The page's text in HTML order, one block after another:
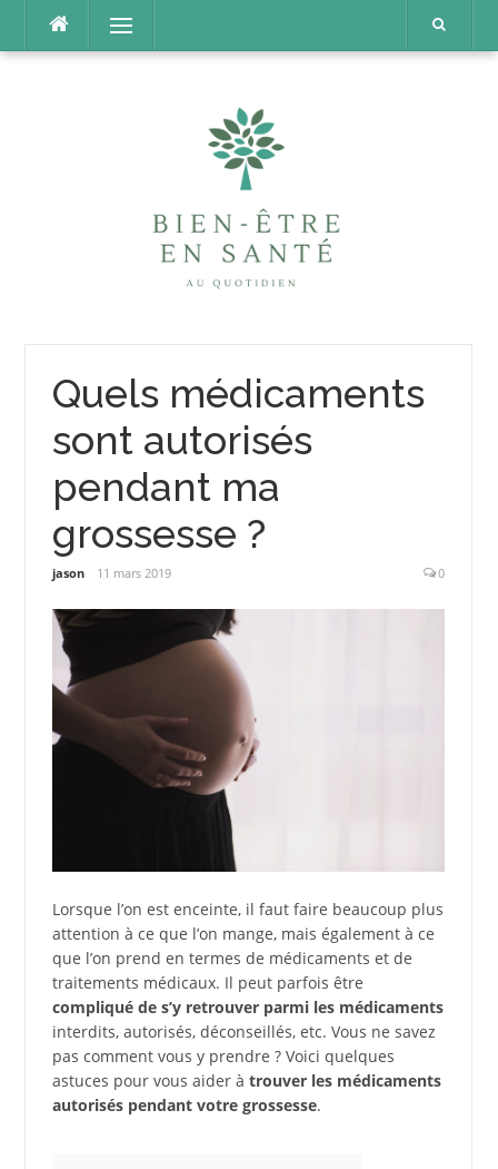
contenu
Menu
Quels médicaments
sont autorisés
pendant ma
grossesse ?
jason 11 mars 2019 0
Lorsque l’on est enceinte, il faut faire beaucoup plus
attention à ce que l’on mange, mais également à ce
que l’on prend en termes de médicaments et de
traitements médicaux. Il peut parfois être
compliqué de s’y retrouver parmi les médicaments
interdits, autorisés, déconseillés, etc. Vous ne savez
pas comment vous y prendre ? Voici quelques
astuces pour vous aider à trouver les médicaments
autorisés pendant votre grossesse.